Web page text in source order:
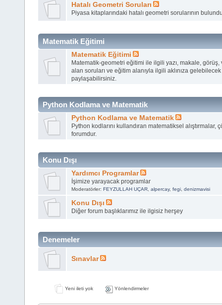
Hatalı Geometri Soruları
Piyasa kitaplarındaki hatalı geometri sorularının
Matematik Eğitimi
Matematik Eğitimi
Matematik-geometri eğitimi ile ilgili yazı, makale,
alan soruları ve eğitim alanıyla ilgili aklınıza
paylaşabilirsiniz.
Python Kodlama ve Matematik
Python Kodlama ve Matematik
Python kodlarını kullandıran matematiksel alıştırmalar,
forumdur.
Konu Dışı
Yardımcı Programlar
İşimize yarayacak programlar
Moderatörler: FEYZULLAH UÇAR, alpercay, fegi, denizmavisi
Konu Dışı
Diğer forum başlıklarımız ile ilgisiz herşey
Denemeler
Sınavlar
Yeni ileti yok Yönlendirmeler